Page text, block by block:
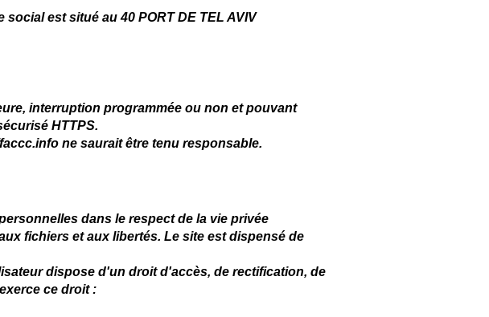
est situé au 40 PORT DE TEL AVIV
interruption programmée ou non et pouvant
HTTPS.
ne saurait être tenu responsable.
dans le respect de la vie privée
fichiers et aux libertés. Le site est dispensé de
dispose d'un droit d'accès, de rectification, de
ce droit :